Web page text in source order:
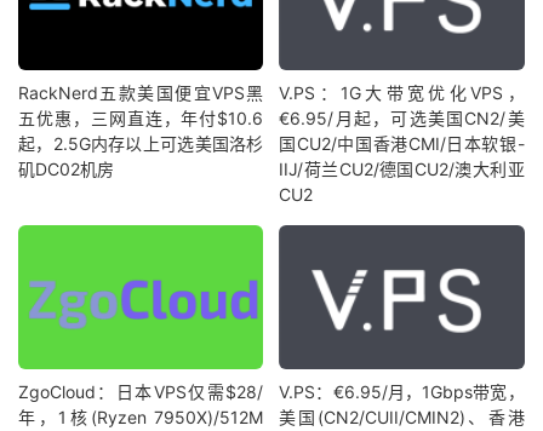
RackNerd五款美国便宜VPS黑
五优惠，三网直连，年付$10.6
起，2.5G内存以上可选美国洛杉
矶DC02机房
V.PS：1G大带宽优化VPS，
€6.95/月起，可选美国CN2/美
国CU2/中国香港CMI/日本软银-
IIJ/荷兰CU2/德国CU2/澳大利亚
CU2
ZgoCloud：日本VPS仅需$28/
年，1核(Ryzen 7950X)/512M
V.PS：€6.95/月，1Gbps带宽，
美国(CN2/CUII/CMIN2)、香港